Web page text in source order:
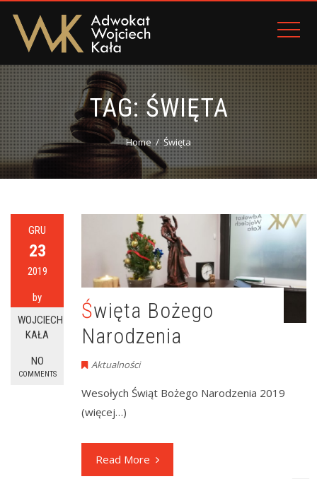
TAG:ŚWIĘTA
Home Święta
GRU
23
2019
by
WOJCIECH
KAŁA
NO
COMMENTS
Święta Bożego
Narodzenia
Aktualności
Wesołych Świąt Bożego Narodzenia 2019
(więcej…)
Read More